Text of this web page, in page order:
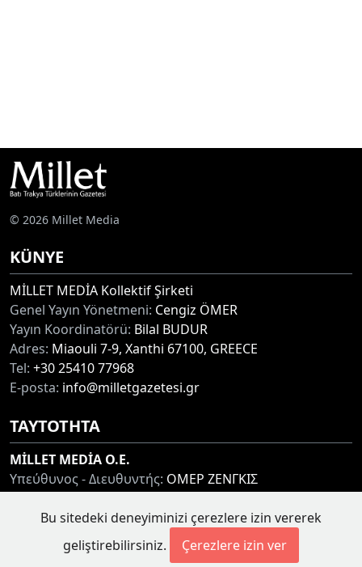
© 2026 Millet Media
KÜNYE
MİLLET MEDİA Kollektif Şirketi
Genel Yayın Yönetmeni: Cengiz ÖMER
Yayın Koordinatörü: Bilal BUDUR
Adres: Miaouli 7-9, Xanthi 67100, GREECE
Tel: +30 25410 77968
E-posta: info@milletgazetesi.gr
ΤΑΥΤΟΤΗΤΑ
MİLLET MEDİA O.E.
Υπεύθυνος - Διευθυντής: ΟΜΕΡ ΖΕΝΓΚΙΣ
Διεύθυνση:ΜΙΑΟΥΛΗ 7-9, ΞΑΝΘΗ 67100
+30 25410 77968
Ηλ. Διεύθυνση:
info@milletgazetesi.gr
Bu sitedeki deneyiminizi çerezlere izin vererek
geliştirebilirsiniz.
Çerezlere izin ver